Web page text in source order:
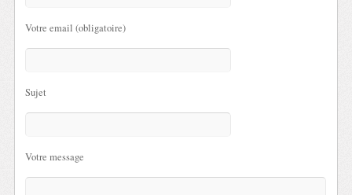
Votre email (obligatoire)
Sujet
Votre message